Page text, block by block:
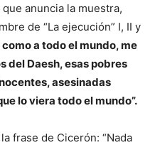
anuncia la muestra,
de “La ejecución” I, II y
como a todo el mundo, me
del Daesh, esas pobres
asesinadas
lo viera todo el mundo”.
frase de Cicerón: “Nada